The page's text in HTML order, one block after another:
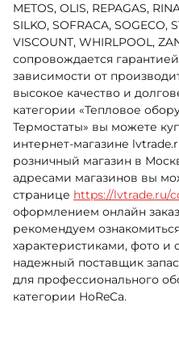
METOS, OLIS, REPAGAS,
SILKO, SOFRACA, SOGECO,
VISCOUNT, WHIRLPOOL,
сопровождается
зависимости от
высокое качество и
категории «Тепловое
Термостаты» вы можете
интернет-магазине
розничный магазин в
адресами магазинов вы
странице https://lvtrade.ru/
оформлением онлайн
рекомендуем
характеристиками, фото и
надежный поставщик
для профессионального
категории HoReCa.